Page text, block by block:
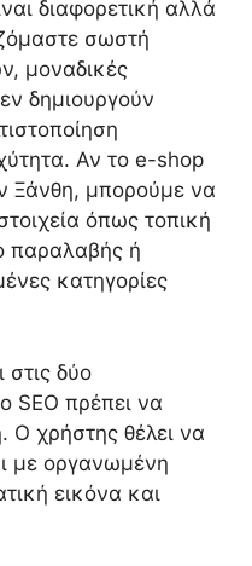
διαφορετική αλλά
σωστή
μοναδικές
δημιουργούν
Αν το e-shop
Ξάνθη, μπορούμε να
όπως τοπική
παραλαβής ή
κατηγορίες
στις δύο
SEO πρέπει να
Ο χρήστης θέλει να
με οργανωμένη
εικόνα και